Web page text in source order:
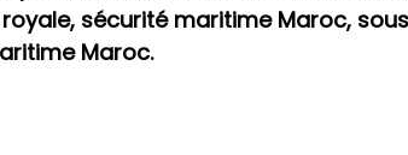
sécurité maritime Maroc,
Maroc.